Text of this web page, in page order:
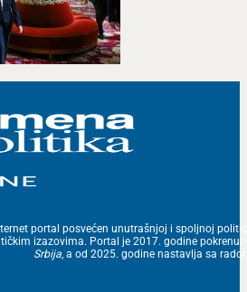
portal posvećen unutrašnjoj i spoljnoj
izazovima. Portal je 2017. godine
Srbija, a od 2025. godine nastavlja sa